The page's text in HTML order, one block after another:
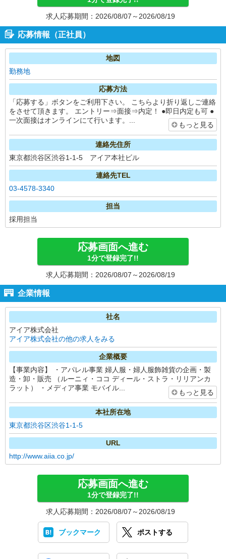
求人応募期間：2026/08/07～2026/08/19
応募情報（正社員）
地図
勤務地
応募方法
「応募する」ボタンをご利用下さい。 こちらより折り返しご連絡
をさせて頂きます。 エントリー⇒面接⇒内定！ ●即日内定も可 ●
一次面接はオンラインにて行います。...
もっと見る
連絡先住所
東京都渋谷区渋谷1-1-5 アイア本社ビル
連絡先TEL
03-4578-3340
担当
採用担当
応募画面へ進む
1分で登録完了!!
求人応募期間：2026/08/07～2026/08/19
企業情報
社名
アイア株式会社
アイア株式会社の他の求人をみる
企業概要
【事業内容】 ・アパレル事業 婦人服・婦人服飾雑貨の企画・製
造・卸・販売 （ルーニィ・ココ ディール・ストラ・リリアンカ
ラット） ・メディア事業 モバイル...
もっと見る
本社所在地
東京都渋谷区渋谷1-1-5
URL
http://www.aiia.co.jp/
応募画面へ進む
1分で登録完了!!
求人応募期間：2026/08/07～2026/08/19
ブックマーク ポストする